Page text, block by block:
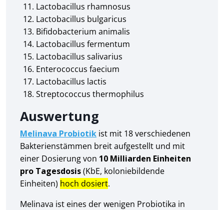
Lactobacillus rhamnosus
Lactobacillus bulgaricus
Bifidobacterium animalis
Lactobacillus fermentum
Lactobacillus salivarius
Enterococcus faecium
Lactobacillus lactis
Streptococcus thermophilus
Auswertung
Melinava Probiotik ist mit 18 verschiedenen
Bakterienstämmen breit aufgestellt und mit
einer Dosierung von 10 Milliarden Einheiten
pro Tagesdosis(KbE, koloniebildende
Einheiten) hoch dosiert.
Melinava ist eines der wenigen Probiotika in